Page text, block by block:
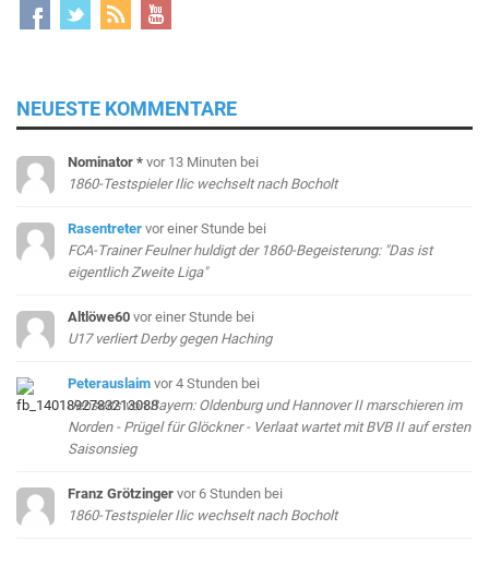
NEUESTE KOMMENTARE
Nominator * vor 13 Minuten bei
1860-Testspieler Ilic wechselt nach Bocholt
Rasentreter vor einer Stunde bei
FCA-Trainer Feulner huldigt der 1860-Begeisterung: "Das ist
eigentlich Zweite Liga"
Altlöwe60 vor einer Stunde bei
U17 verliert Derby gegen Haching
Peterauslaim vor 4 Stunden bei
Jenseits von Bayern: Oldenburg und Hannover II marschieren im
Norden - Prügel für Glöckner - Verlaat wartet mit BVB II auf ersten
Saisonsieg
Franz Grötzinger vor 6 Stunden bei
1860-Testspieler Ilic wechselt nach Bocholt